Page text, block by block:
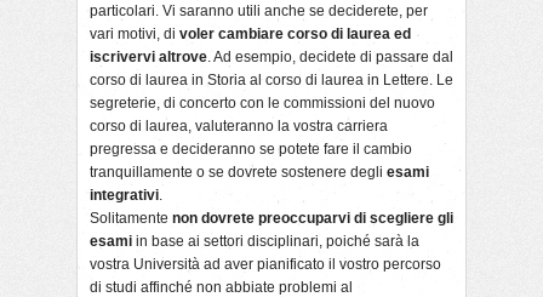
particolari. Vi saranno utili anche se deciderete, per
vari motivi, di voler cambiare corso di laurea ed
iscrivervi altrove. Ad esempio, decidete di passare dal
corso di laurea in Storia al corso di laurea in Lettere. Le
segreterie, di concerto con le commissioni del nuovo
corso di laurea, valuteranno la vostra carriera
pregressa e decideranno se potete fare il cambio
tranquillamente o se dovrete sostenere degli esami
integrativi.
Solitamente non dovrete preoccuparvi di scegliere gli
esami in base ai settori disciplinari, poiché sarà la
vostra Università ad aver pianificato il vostro percorso
di studi affinché non abbiate problemi al